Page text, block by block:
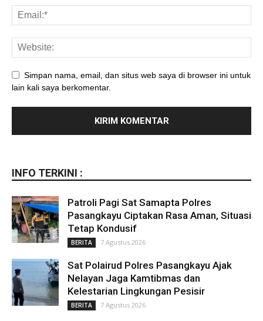
Simpan nama, email, dan situs web saya di browser ini untuk
lain kali saya berkomentar.
INFO TERKINI :
Patroli Pagi Sat Samapta Polres
Pasangkayu Ciptakan Rasa Aman, Situasi
Tetap Kondusif
BERITA 7 Agustus 2026
Sat Polairud Polres Pasangkayu Ajak
Nelayan Jaga Kamtibmas dan
Kelestarian Lingkungan Pesisir
BERITA 7 Agustus 2026